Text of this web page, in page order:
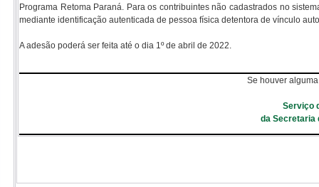
Programa Retoma Paraná. Para os contribuintes não cadastrados no
mediante identificação autenticada de pessoa física detentora de vínculo
A adesão poderá ser feita até o dia 1º de abril de 2022.
Se houver
Serviço
da Secretaria